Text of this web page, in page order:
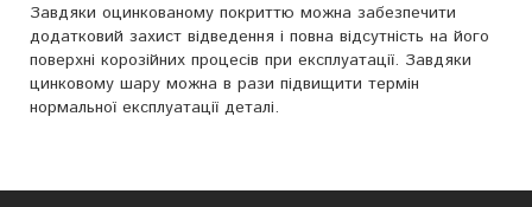
Завдяки оцинкованому покриттю можна забезпечити
додатковий захист відведення і повна відсутність на його
поверхні корозійних процесів при експлуатації. Завдяки
цинковому шару можна в рази підвищити термін
нормальної експлуатації деталі.